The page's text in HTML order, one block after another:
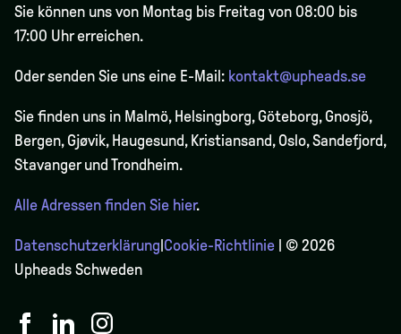
Sie können uns von Montag bis Freitag von 08:00 bis
17:00 Uhr erreichen.
Oder senden Sie uns eine E-Mail: kontakt@upheads.se
Sie finden uns in Malmö, Helsingborg, Göteborg, Gnosjö,
Bergen,Gjøvik, Haugesund, Kristiansand, Oslo, Sandefjord,
Stavanger und Trondheim.
Alle Adressen finden Sie hier.
Datenschutzerklärung Cookie-Richtlinie | © 2026
Upheads Schweden